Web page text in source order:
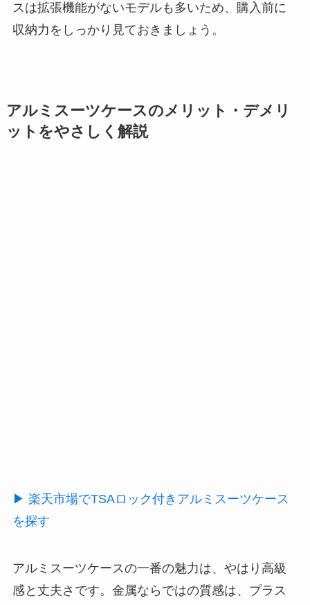
スは拡張機能がないモデルも多いため、購入前に
収納力をしっかり見ておきましょう。
アルミスーツケースのメリット・デメリ
ットをやさしく解説
▶ 楽天市場でTSAロック付きアルミスーツケース
を探す
アルミスーツケースの一番の魅力は、やはり高級
感と丈夫さです。金属ならではの質感は、プラス